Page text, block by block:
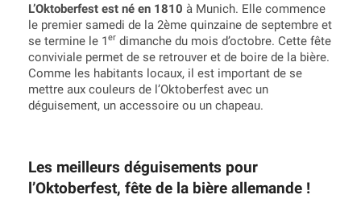
L’Oktoberfest est né en 1810 à Munich. Elle commence
le premier samedi de la 2ème quinzaine de septembre et
se termine le 1er dimanche du mois d’octobre. Cette fête
conviviale permet de se retrouver et de boire de la bière.
Comme les habitants locaux, il est important de se
mettre aux couleurs de l’Oktoberfest avec un
déguisement, un accessoire ou un chapeau.
Les meilleurs déguisements pour
l’Oktoberfest, fête de la bière allemande !